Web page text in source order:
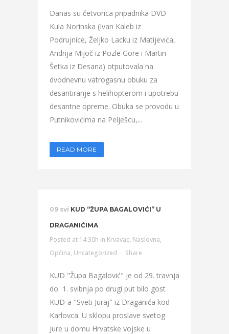
Danas su četvorica pripadnika DVD
Kula Norinska (Ivan Kaleb iz
Podrujnice, Željko Lacku iz Matijevića,
Andrija Mijoč iz Pozle Gore i Martin
Šetka iz Desana) otputovala na
dvodnevnu vatrogasnu obuku za
desantiranje s helihopterom i upotrebu
desantne opreme. Obuka se provodu u
Putnikovićima na Pelješcu,...
READ MORE
09 svi KUD “ŽUPA BAGALOVIĆI” U
DRAGANIĆIMA
Posted at 14:30h in Krvavac, Naslovna,
Općina, Uncategorized Share
KUD "Župa Bagalović" je od 29. travnja
do 1. svibnja po drugi put bilo gost
KUD-a "Sveti Juraj" iz Draganića kod
Karlovca. U sklopu proslave svetog
Jure u domu Hrvatske vojske u